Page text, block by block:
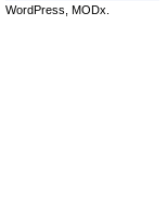
WordPress, MODx.